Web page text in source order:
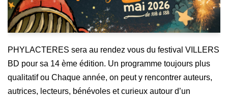
PHYLACTERES sera au rendez vous du festival VILLERS
BD pour sa 14 ème édition. Un programme toujours plus
qualitatif ou Chaque année, on peut y rencontrer auteurs,
autrices, lecteurs, bénévoles et curieux autour d’un